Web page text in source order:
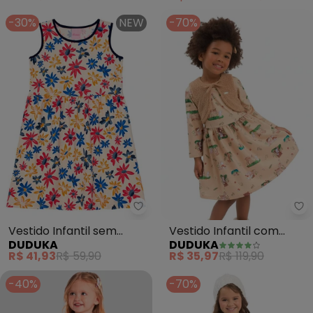
-30%
NEW
Vestido Infantil sem
Mangas Estampa Flores
(Bege)
DUDUKA
R$ 41,93R$ 59,90
-70%
Vestido Infantil com
Bolero (Bege)
DUDUKA
R$ 35,97R$ 119,90
-40%
-70%